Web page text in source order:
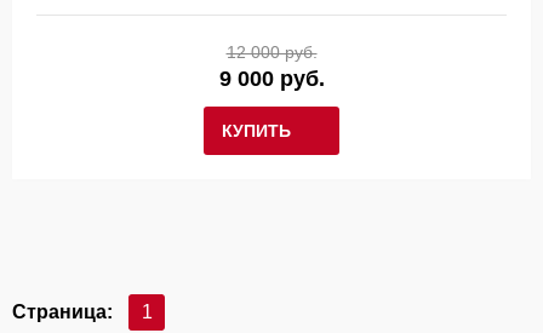
КУПИТЬ
12 000 руб.
9 000 руб.
Страница: 1